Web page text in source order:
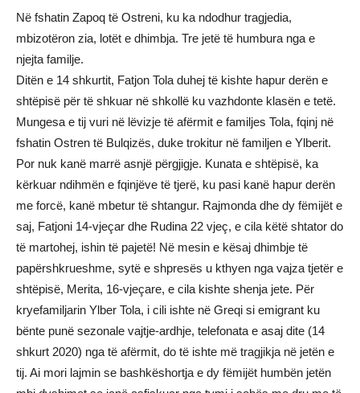
Në fshatin Zapoq të Ostreni, ku ka ndodhur tragjedia,
mbizotëron zia, lotët e dhimbja. Tre jetë të humbura nga e
njejta familje.
Ditën e 14 shkurtit, Fatjon Tola duhej të kishte hapur derën e
shtëpisë për të shkuar në shkollë ku vazhdonte klasën e tetë.
Mungesa e tij vuri në lëvizje të afërmit e familjes Tola, fqinj në
fshatin Ostren të Bulqizës, duke trokitur në familjen e Ylberit.
Por nuk kanë marrë asnjë përgjigje. Kunata e shtëpisë, ka
kërkuar ndihmën e fqinjëve të tjerë, ku pasi kanë hapur derën
me forcë, kanë mbetur të shtangur. Rajmonda dhe dy fëmijët e
saj, Fatjoni 14-vjeçar dhe Rudina 22 vjeç, e cila këtë shtator do
të martohej, ishin të pajetë! Në mesin e kësaj dhimbje të
papërshkrueshme, sytë e shpresës u kthyen nga vajza tjetër e
shtëpisë, Merita, 16-vjeçare, e cila kishte shenja jete. Për
kryefamiljarin Ylber Tola, i cili ishte në Greqi si emigrant ku
bënte punë sezonale vajtje-ardhje, telefonata e asaj dite (14
shkurt 2020) nga të afërmit, do të ishte më tragjikja në jetën e
tij. Ai mori lajmin se bashkëshortja e dy fëmijët humbën jetën